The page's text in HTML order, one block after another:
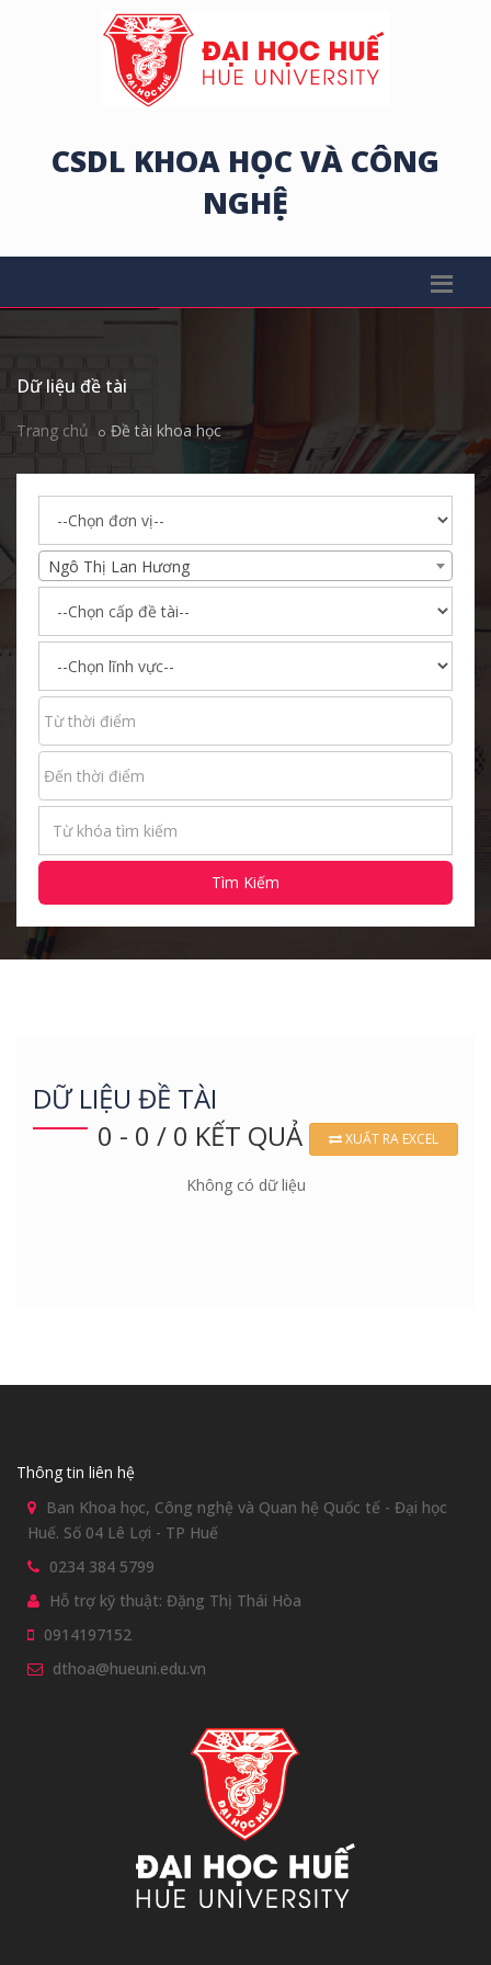
CSDL KHOA HỌC VÀ CÔNG
NGHỆ
Dữ liệu đề tài
Trang chủ Đề tài khoa học
Ngô Thị Lan Hương
Tìm Kiếm
DỮ LIỆU ĐỀ TÀI
0 - 0 / 0 KẾT QUẢ
XUẤT RA EXCEL
Không có dữ liệu
Thông tin liên hệ
Ban Khoa học, Công nghệ và Quan hệ Quốc tế - Đại học
Huế. Số 04 Lê Lợi - TP Huế
0234 384 5799
Hỗ trợ kỹ thuật: Đặng Thị Thái Hòa
0914197152
dthoa@hueuni.edu.vn